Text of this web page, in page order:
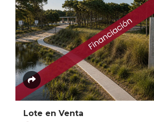
Lote en Venta